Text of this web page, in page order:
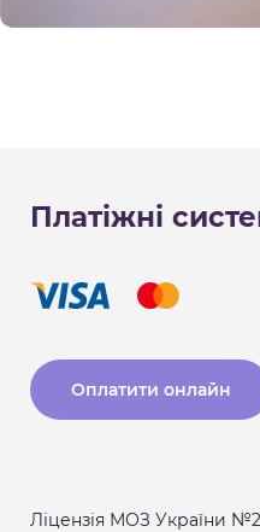
Платіжні
Оплатити онлайн
Ліцензія МОЗ України